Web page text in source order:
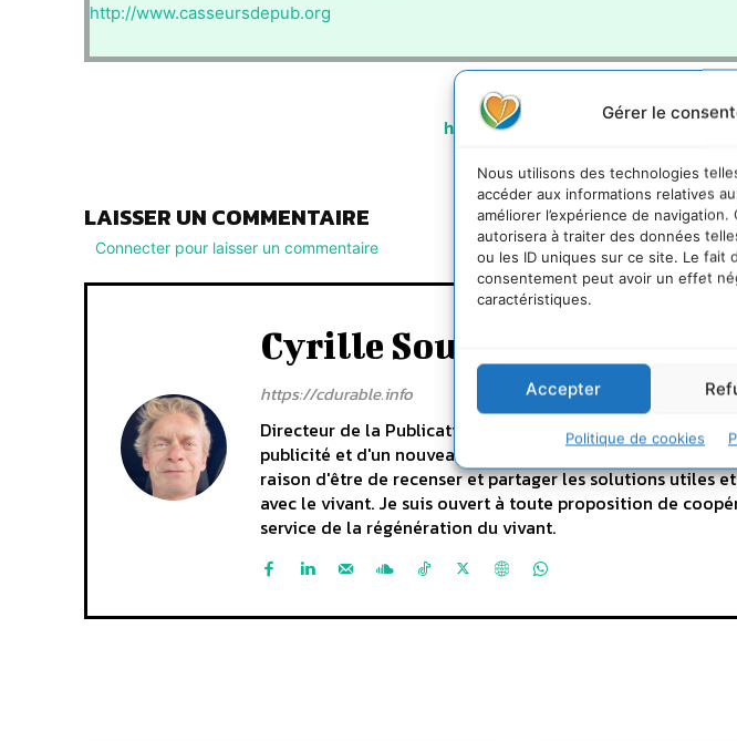
Gérer le
Nous utilisons des technologies
accéder aux informations relatives
améliorer l’expérience de
autorisera à traiter des données
ou les ID uniques sur ce site. Le fait
consentement peut avoir un effet
caractéristiques.
Accepter
Politique de cookies
http://www.casseursdepub.org
http://www.casseursdepub.net/
LAISSER UN COMMENTAIRE
Connecter pour laisser un commentaire
Cyrille Souche
https://cdurable.info
Directeur de la Publication Cdurable.info qui a eu 20 ans
publicité et d'un nouveau départ vers un webmedia
raison d'être de recenser et partager les solutions utiles
avec le vivant. Je suis ouvert à toute proposition de
service de la régénération du vivant.